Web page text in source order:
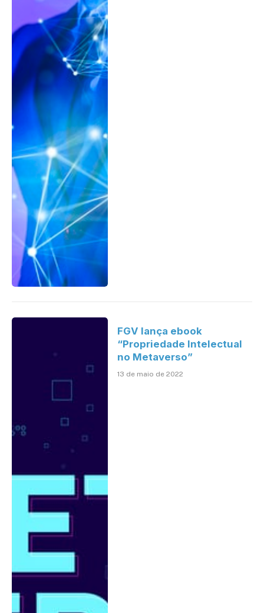
FGV lança ebook
“Propriedade Intelectual
no Metaverso”
13 de maio de 2022